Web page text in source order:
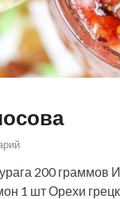
200
1 шт Орехи